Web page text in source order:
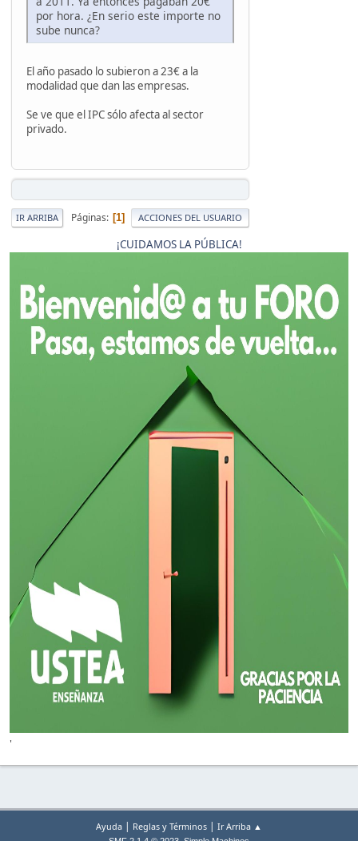
por hora. ¿En serio este importe no
sube nunca?
El año pasado lo subieron a 23€ a la
modalidad que dan las empresas.
Se ve que el IPC sólo afecta al sector
privado.
IR ARRIBA Páginas 1 ACCIONES DEL USUARIO
¡CUIDAMOS LA PÚBLICA!
'
Ayuda | Reglas y Términos | Ir Arriba ▲